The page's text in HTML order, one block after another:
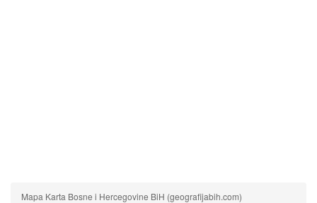
Mapa Karta Bosne i Hercegovine BiH (geografijabih.com)